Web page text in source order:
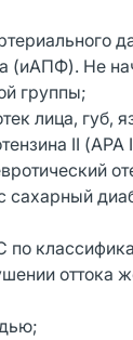
(иАПФ). Не
группы;
лица, губ,
II (АРА
по
оттока